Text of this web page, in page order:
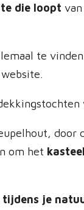
die loopt
te
door
om het
je